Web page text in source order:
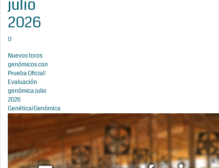
julio
2026
0
Nuevos toros
genómicos con
Prueba Oficial:
Evaluación
genómica julio
2026
Genética/Genómica